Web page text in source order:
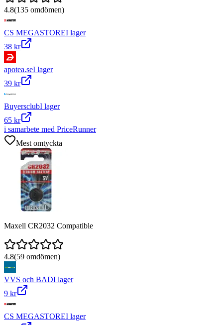
4.8(135 omdömen)
CS MEGASTOREI lager
38 kr
apotea.seI lager
39 kr
BuyersclubI lager
65 kr
i samarbete med PriceRunner
Mest omtyckta
Maxell CR2032 Compatible
4.8(59 omdömen)
VVS och BADI lager
9 kr
CS MEGASTOREI lager